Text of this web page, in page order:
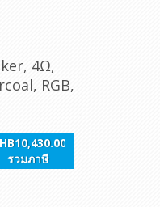
4Ω,
RGB,
รวมภาษี